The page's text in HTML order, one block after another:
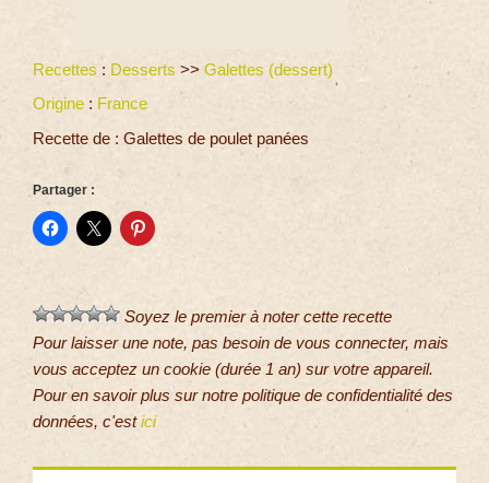
Recettes : Desserts >> Galettes (dessert)
Origine : France
Recette de : Galettes de poulet panées
Partager :
Soyez le premier à noter cette recette
Pour laisser une note, pas besoin de vous connecter, mais
vous acceptez un cookie (durée 1 an) sur votre appareil.
Pour en savoir plus sur notre politique de confidentialité des
données, c'estici